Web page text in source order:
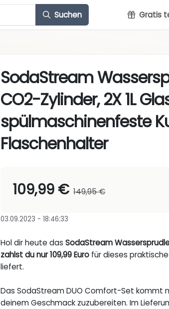
Suchen Gratis
SodaStream
CO2-Zylinder, 2X 1L
spülmaschinenfeste
Flaschenhalter
109,99 € 149,95 €
03.09.2023 - 18:46:33
Hol dir heute dasSodaStream
zahlst du nur 109,99 Euro für dieses
liefert.
Das SodaStream DUO Comfort-Set kommt
deinem Geschmack zuzubereiten. Im